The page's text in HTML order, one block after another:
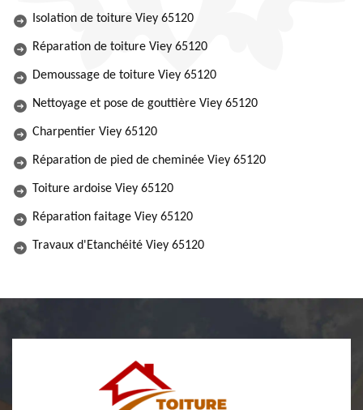
Isolation de toiture Viey 65120
Réparation de toiture Viey 65120
Demoussage de toiture Viey 65120
Nettoyage et pose de gouttière Viey 65120
Charpentier Viey 65120
Réparation de pied de cheminée Viey 65120
Toiture ardoise Viey 65120
Réparation faitage Viey 65120
Travaux d'Etanchéité Viey 65120